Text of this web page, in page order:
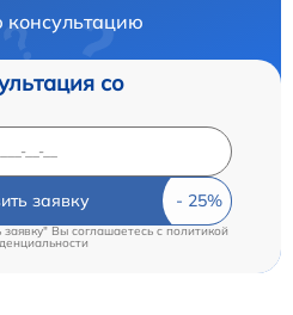
консультацию
со
заявку
Вы соглашаетесь cполитикой